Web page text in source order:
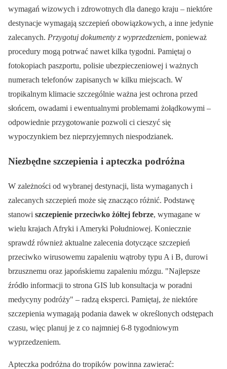
wymagań wizowych i zdrowotnych dla danego kraju – niektóre
destynacje wymagają szczepień obowiązkowych, a inne jedynie
zalecanych. Przygotuj dokumenty z wyprzedzeniem, ponieważ
procedury mogą potrwać nawet kilka tygodni. Pamiętaj o
fotokopiach paszportu, polisie ubezpieczeniowej i ważnych
numerach telefonów zapisanych w kilku miejscach. W
tropikalnym klimacie szczególnie ważna jest ochrona przed
słońcem, owadami i ewentualnymi problemami żołądkowymi –
odpowiednie przygotowanie pozwoli ci cieszyć się
wypoczynkiem bez nieprzyjemnych niespodzianek.
Niezbędne szczepienia i apteczka podróżna
W zależności od wybranej destynacji, lista wymaganych i
zalecanych szczepień może się znacząco różnić. Podstawę
stanowi szczepienie przeciwko żółtej febrze, wymagane w
wielu krajach Afryki i Ameryki Południowej. Koniecznie
sprawdź również aktualne zalecenia dotyczące szczepień
przeciwko wirusowemu zapaleniu wątroby typu A i B, durowi
brzusznemu oraz japońskiemu zapaleniu mózgu.
Najlepsze
źródło informacji to strona GIS lub konsultacja w poradni
medycyny podróży
– radzą eksperci. Pamiętaj, że niektóre
szczepienia wymagają podania dawek w określonych odstępach
czasu, więc planuj je z co najmniej 6-8 tygodniowym
wyprzedzeniem.
Apteczka podróżna do tropików powinna zawierać: